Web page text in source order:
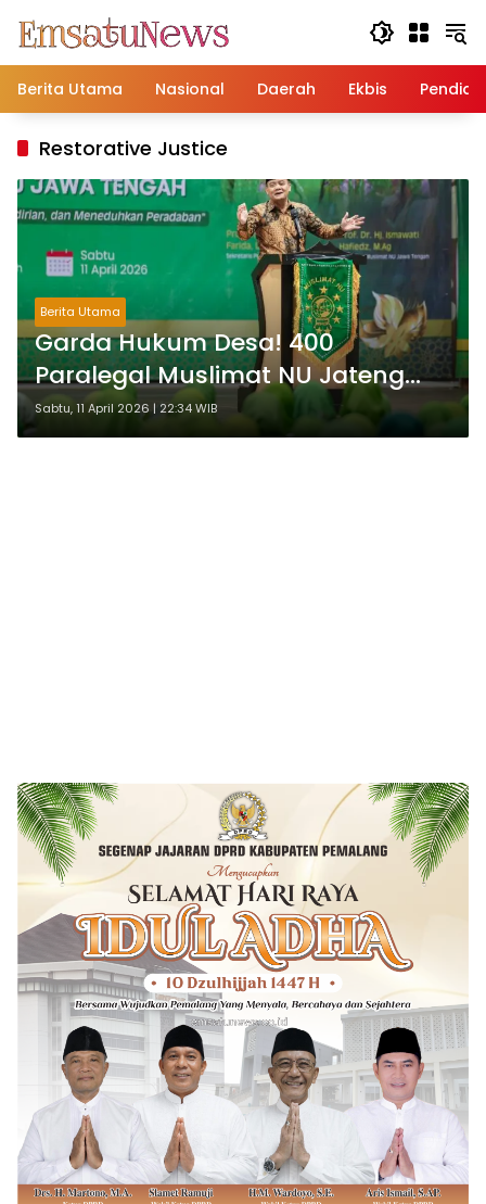
konten
Berita Utama
Nasional Daerah Ekbis
Restorative Justice
Berita Utama
Garda Hukum Desa! 400
Paralegal Muslimat NU Jateng
Resmi Dikukuhkan
Sabtu, 11 April 2026 | 22:34 WIB